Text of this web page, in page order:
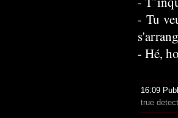
- Tu
- Hé,
16:09
true